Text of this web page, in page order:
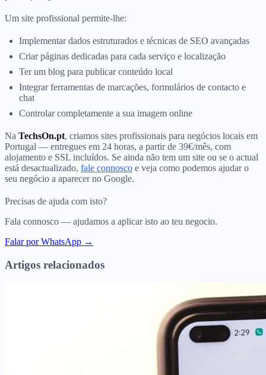
Um site profissional permite-lhe:
Implementar dados estruturados e técnicas de SEO avançadas
Criar páginas dedicadas para cada serviço e localização
Ter um blog para publicar conteúdo local
Integrar ferramentas de marcações, formulários de contacto e
chat
Controlar completamente a sua imagem online
Na TechsOn.pt, criamos sites profissionais para negócios locais em
Portugal — entregues em 24 horas, a partir de 39€/mês, com
alojamento e SSL incluídos. Se ainda não tem um site ou se o actual
está desactualizado, fale connosco e veja como podemos ajudar o
seu negócio a aparecer no Google.
Precisas de ajuda com isto?
Fala connosco — ajudamos a aplicar isto ao teu negocio.
Falar por WhatsApp →
Artigos relacionados